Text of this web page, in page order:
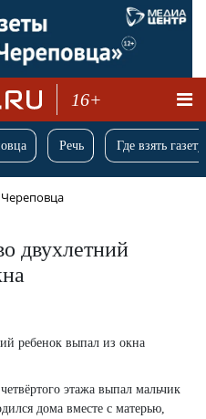
16+
Речь Где взять
двухлетний
этажа выпал мальчик
дома вместе с матерью,